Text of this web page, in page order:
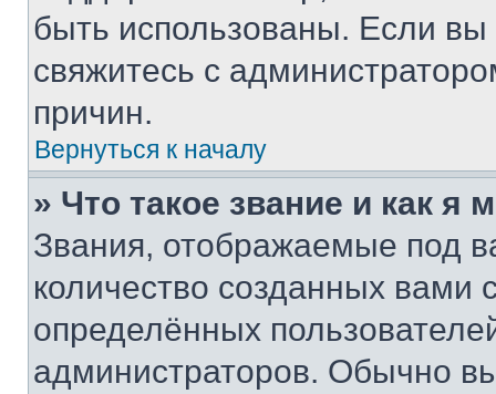
быть использованы. Если
свяжитесь с
причин.
Вернуться к началу
» Что такое звание и как я
Звания, отображаемые под
количество созданных
определённых
администраторов. Обычно